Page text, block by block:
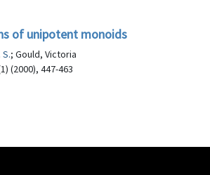
of unipotent monoids
; Gould, Victoria
(2000), 447-463